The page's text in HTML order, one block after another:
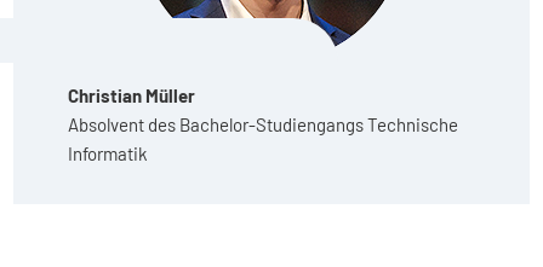
Christian Müller
Absolvent des Bachelor-Studiengangs Technische
Informatik